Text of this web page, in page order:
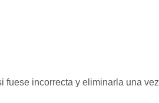
fuese incorrecta y eliminarla una vez